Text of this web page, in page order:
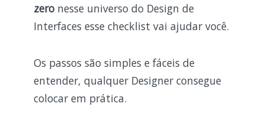
zeronesse universo do Design de
Interfaces esse checklist vai ajudar você.
Os passos são simples e fáceis de
entender, qualquer Designer consegue
colocar em prática.